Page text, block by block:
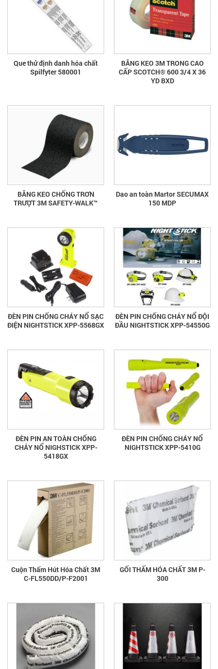
Que thử định danh hóa chất
Spilfyter 580001
BĂNG KEO 3M TRONG CAO
CẤP SCOTCH® 600 3/4 X 36
YD BXD
BĂNG KEO CHỐNG TRƠN
TRƯỢT 3M SAFETY-WALK™
Dao an toàn Martor SECUMAX
150 MDP
ĐÈN PIN CHỐNG CHÁY NỔ SẠC
ĐIỆN NIGHTSTICK XPP-5568GX
ĐÈN PIN CHỐNG CHÁY NỔ ĐỘI
ĐẦU NIGHTSTICK XPP-54550G
ĐÈN PIN AN TOÀN CHỐNG
CHÁY NỔ NIGHSTICK XPP-
5418GX
ĐÈN PIN CHỐNG CHÁY NỔ
NIGHTSTICK XPP-5410G
Cuộn Thấm Hút Hóa Chất 3M
C-FL550DD/P-F2001
GỐI THẤM HÓA CHẤT 3M P-
300